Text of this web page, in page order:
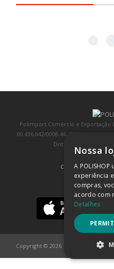
Polimport Comércio e Exportação
00.436.042/0008-46, IE
Distrito Industrial,
COMPRA 100%
BAIXE
Copyright © 2026
Nossa
A
experiência
compras,
acordo com
Detalhes